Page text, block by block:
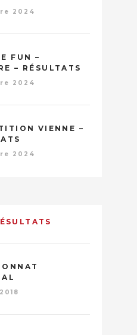
2024
FUN –
– RÉSULTATS
2024
VIENNE –
2024